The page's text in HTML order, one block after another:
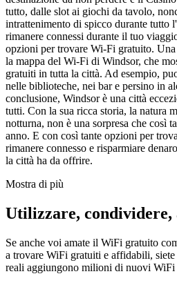
tutto, dalle slot ai giochi da tavolo,
intrattenimento di spicco durante
rimanere connessi durante il tuo
opzioni per trovare Wi-Fi gratuito.
la mappa del Wi-Fi di Windsor, che
gratuiti in tutta la città. Ad esempio,
nelle biblioteche, nei bar e persino in
conclusione, Windsor è una città
tutti. Con la sua ricca storia, la natura
notturna, non è una sorpresa che così
anno. E con così tante opzioni per
rimanere connesso e risparmiare
la città ha da offrire.
Mostra di più
Utilizzare, condividere,
Se anche voi amate il WiFi gratuito
a trovare WiFi gratuiti e affidabili, siete
reali aggiungono milioni di nuovi WiFi